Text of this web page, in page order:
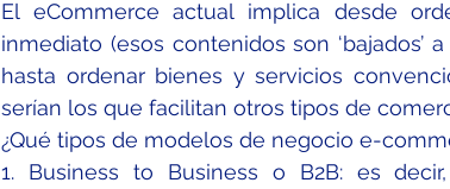
El eCommerce actual implica desde
inmediato (esos contenidos son ‘bajados’
hasta ordenar bienes y servicios
serían los que facilitan otros tipos de
¿Qué tipos de modelos de negocio e-
1. Business to Business o B2B: es